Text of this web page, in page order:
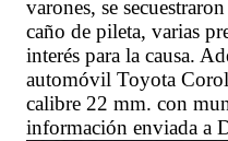
varones, se
caño de pileta, varias
interés para la causa.
automóvil Toyota
calibre 22 mm. con
información enviada a